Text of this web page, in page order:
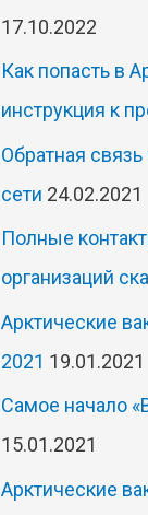
17.10.2022
Как попасть в
инструкция к
Обратная
сети 24.02.2021
Полные
организаций
Арктические
2021 19.01.2021
Самое начало
15.01.2021
Арктические